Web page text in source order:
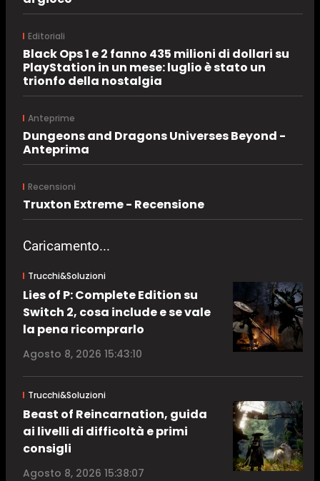
Editoriali
Black Ops 1 e 2 fanno 435 milioni di dollari su
PlayStation in un mese: luglio è stato un
trionfo della nostalgia
Anteprime
Dungeons and Dragons Universes Beyond -
Anteprima
Recensioni
Truxton Extreme - Recensione
Caricamento...
Trucchi&Soluzioni
Lies of P: Complete Edition su
Switch 2, cosa include e se vale
la pena ricomprarlo
Agosto 8, 2026 15:43:10
Trucchi&Soluzioni
Beast of Reincarnation, guida
ai livelli di difficoltà e primi
consigli
Agosto 8, 2026 15:38:07